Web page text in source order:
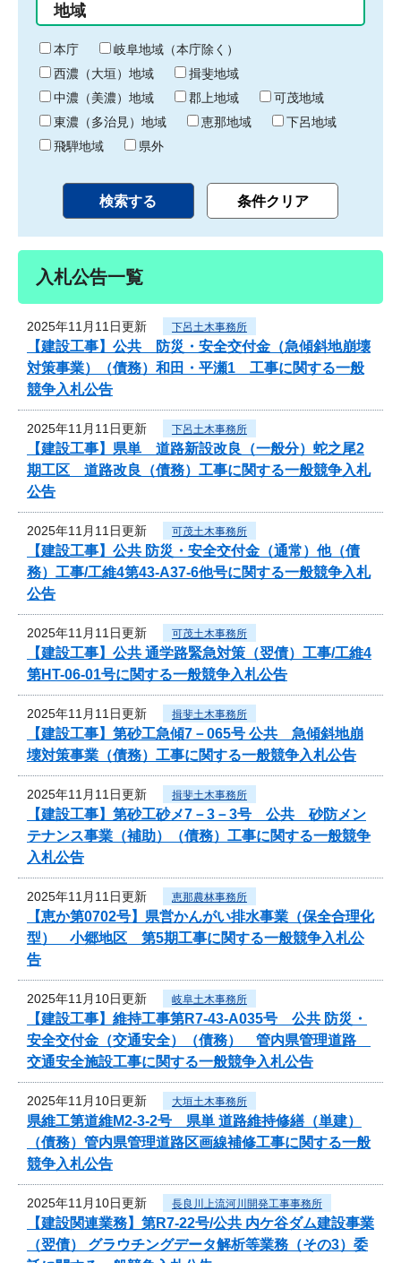
り
終
わ
り
地域
本庁
岐阜地域（本庁除く）
西濃（大垣）地域
揖斐地域
中濃（美濃）地域
郡上地域
可茂地域
東濃（多治見）地域
恵那地域
下呂地域
飛騨地域
県外
入札公告一覧
2025年11月11日更新 下呂土木事務所
【建設工事】公共 防災・安全交付金（急傾斜地崩壊
対策事業）（債務）和田・平瀬1 工事に関する一般
競争入札公告
2025年11月11日更新 下呂土木事務所
【建設工事】県単 道路新設改良（一般分）蛇之尾2
期工区 道路改良（債務）工事に関する一般競争入札
公告
2025年11月11日更新 可茂土木事務所
【建設工事】公共 防災・安全交付金（通常）他（債
務）工事/工維4第43-A37-6他号に関する一般競争入札
公告
2025年11月11日更新 可茂土木事務所
【建設工事】公共 通学路緊急対策（翌債）工事/工維4
第HT-06-01号に関する一般競争入札公告
2025年11月11日更新 揖斐土木事務所
【建設工事】第砂工急傾7－065号 公共 急傾斜地崩
壊対策事業（債務）工事に関する一般競争入札公告
2025年11月11日更新 揖斐土木事務所
【建設工事】第砂工砂メ7－3－3号 公共 砂防メン
テナンス事業（補助）（債務）工事に関する一般競争
入札公告
2025年11月11日更新 恵那農林事務所
【恵か第0702号】県営かんがい排水事業（保全合理化
型） 小郷地区 第5期工事に関する一般競争入札公
告
2025年11月10日更新 岐阜土木事務所
【建設工事】維持工事第R7-43-A035号 公共 防災・
安全交付金（交通安全）（債務） 管内県管理道路
交通安全施設工事に関する一般競争入札公告
2025年11月10日更新 大垣土木事務所
県維工第道維M2-3-2号 県単 道路維持修繕（単建）
（債務）管内県管理道路区画線補修工事に関する一般
競争入札公告
2025年11月10日更新 長良川上流河川開発工事事務所
【建設関連業務】第R7-22号/公共 内ケ谷ダム建設事業
（翌債） グラウチングデータ解析等業務（その3）委